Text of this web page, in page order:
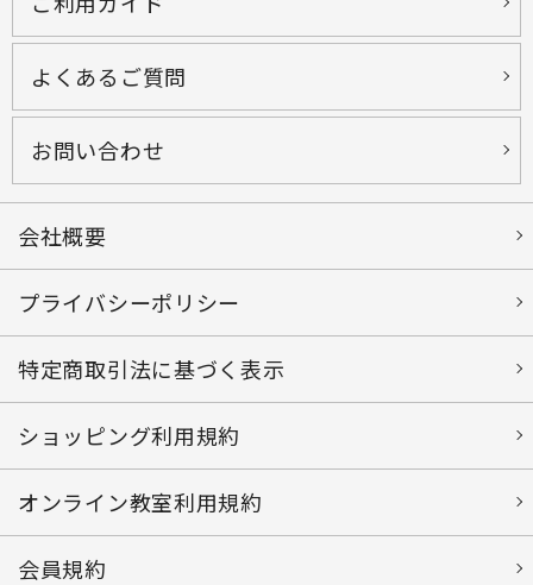
よくあるご質問
お問い合わせ
会社概要
プライバシーポリシー
特定商取引法に基づく表示
ショッピング利用規約
オンライン教室利用規約
会員規約